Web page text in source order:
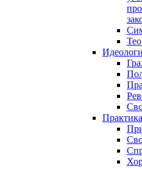
Практика